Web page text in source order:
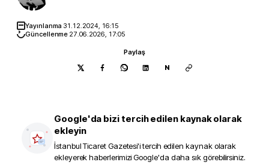
Yayınlanma 31.12.2024, 16:15
Güncellenme 27.06.2026, 17:05
Paylaş
N
Google'da bizi tercih edilen kaynak olarak
ekleyin
İstanbul Ticaret Gazetesi'i tercih edilen kaynak olarak
ekleyerek haberlerimizi Google'da daha sık görebilirsiniz.